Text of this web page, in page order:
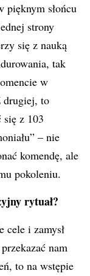
pięknym słońcu
strony
się z nauką
tak
w
drugiej, to
się z 103
– nie
komendę, ale
pokoleniu.
rytuał?
cele i zamysł
nam
to na wstępie